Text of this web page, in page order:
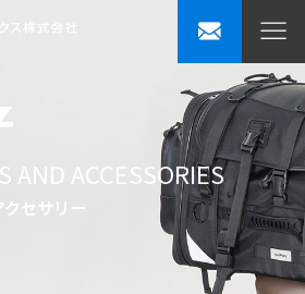
AND ACCESSORIES
セサリー